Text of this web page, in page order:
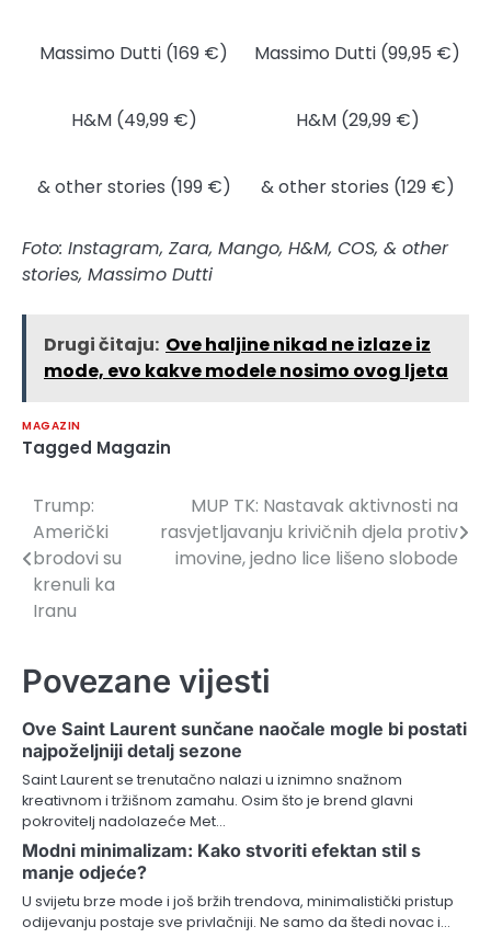
Massimo Dutti (169 €) Massimo Dutti (99,95 €)
H&M (49,99 €) H&M (29,99 €)
& other stories (199 €) & other stories (129 €)
Foto: Instagram, Zara, Mango, H&M, COS, & other
stories, Massimo Dutti
Drugi čitaju: Ove haljine nikad ne izlaze iz
mode, evo kakve modele nosimo ovog ljeta
MAGAZIN
Tagged Magazin
Navigacija
članaka
Trump:
Američki
brodovi su
krenuli ka
Iranu
MUP TK: Nastavak aktivnosti na
rasvjetljavanju krivičnih djela protiv
imovine, jedno lice lišeno slobode
Povezane vijesti
Ove Saint Laurent sunčane naočale mogle bi postati
najpoželjniji detalj sezone
Saint Laurent se trenutačno nalazi u iznimno snažnom
kreativnom i tržišnom zamahu. Osim što je brend glavni
pokrovitelj nadolazeće Met…
Modni minimalizam: Kako stvoriti efektan stil s
manje odjeće?
U svijetu brze mode i još bržih trendova, minimalistički pristup
odijevanju postaje sve privlačniji. Ne samo da štedi novac i…